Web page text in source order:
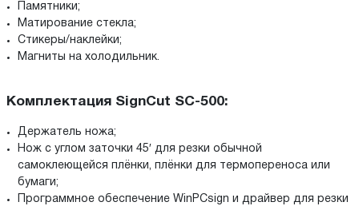
Памятники;
Матирование стекла;
Стикеры/наклейки;
Магниты на холодильник.
Комплектация SignCut SC-500:
Держатель ножа;
Нож с углом заточки 45′ для резки обычной
самоклеющейся плёнки, плёнки для термопереноса или
бумаги;
Программное обеспечение WinPCsign и драйвер для резки